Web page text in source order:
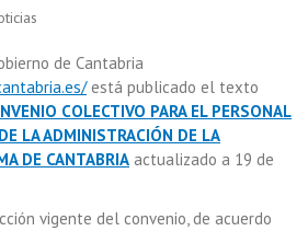
de Cantabria
está publicado el texto
COLECTIVO PARA EL PERSONAL
LA ADMINISTRACIÓN DE LA
DE CANTABRIA actualizado a 19 de
vigente del convenio, de acuerdo